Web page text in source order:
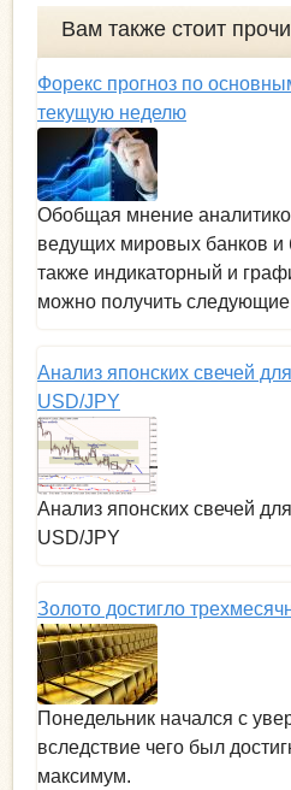
Вам также стоит
Форекс прогноз по
текущую неделю
Обобщая мнение
ведущих мировых банков и
также индикаторный и
можно получить следующие
Анализ японских свечей
USD/JPY
Анализ японских свечей
USD/JPY
Золото достигло
Понедельник начался с
вследствие чего был
максимум.